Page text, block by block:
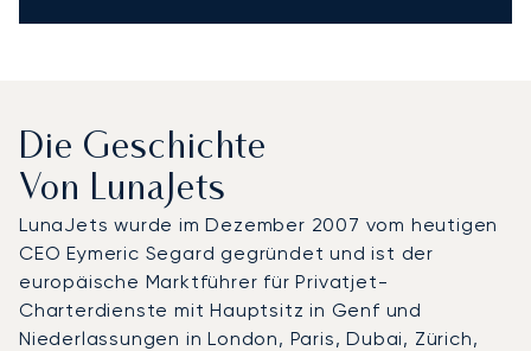
Die Geschichte
Von LunaJets
LunaJets wurde im Dezember 2007 vom heutigen
CEO Eymeric Segard gegründet und ist der
europäische Marktführer für Privatjet-
Charterdienste mit Hauptsitz in Genf und
Niederlassungen in London, Paris, Dubai, Zürich,